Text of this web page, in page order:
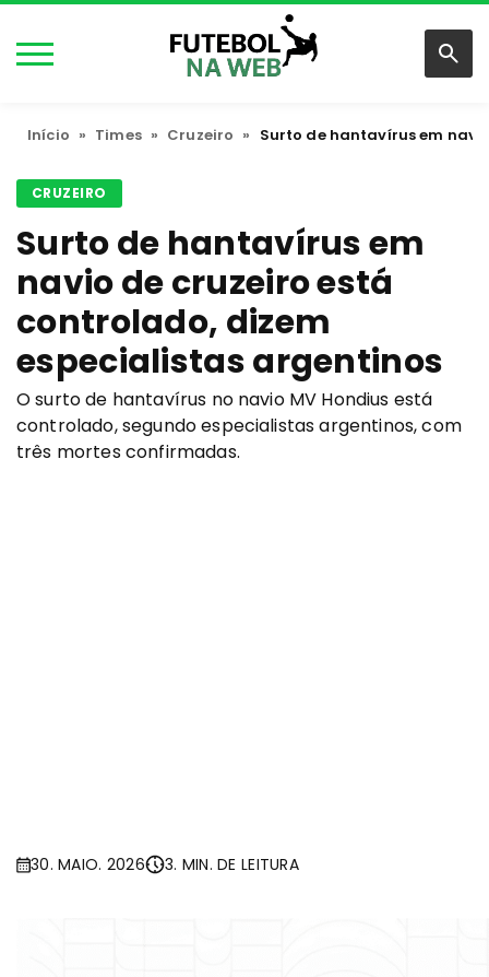
Início » Times » Cruzeiro » Surto de hantavírus em
CRUZEIRO
Surto de hantavírus em
navio de cruzeiro está
controlado, dizem
especialistas argentinos
O surto de hantavírus no navio MV Hondius está
controlado, segundo especialistas argentinos, com
três mortes confirmadas.
30. MAIO. 2026 3. MIN. DE LEITURA